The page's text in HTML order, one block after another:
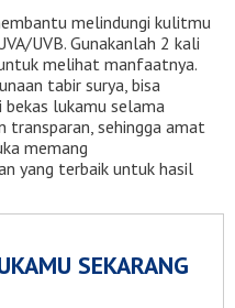
melindungi kulitmu
UVB. Gunakanlah 2 kali
melihat manfaatnya.
tabir surya, bisa
lukamu selama
transparan, sehingga amat
memang
yang terbaik untuk hasil
SEKARANG